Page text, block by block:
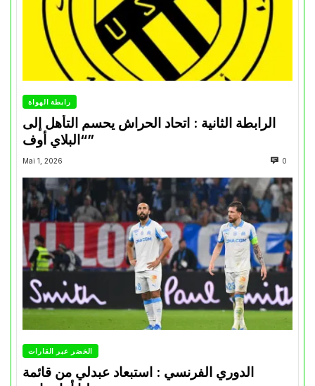
رابطة الهواة
الرابطة الثانية : اتحاد الحراش يحسم التأهل إلى
“البلاي أوف”
Mai 1, 2026 0
الخضر عبر القارات
الدوري الفرنسي : استبعاد عبدلي من قائمة